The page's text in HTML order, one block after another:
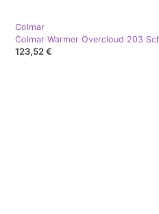
Colmar
123,52 €